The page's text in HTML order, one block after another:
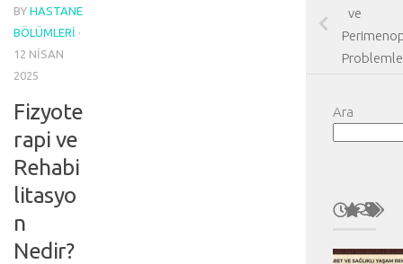
BY HASTANE
BÖLÜMLERI ·
12 NISAN
2025
Fizyote
rapi ve
Rehabi
litasyo
n
Nedir?
ve
Ara